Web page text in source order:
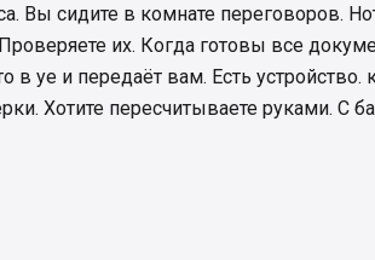
Вы сидите в комнате переговоров.
их. Когда готовы все
в уе и передаёт вам. Есть устройство.
Хотите пересчитываете руками. С